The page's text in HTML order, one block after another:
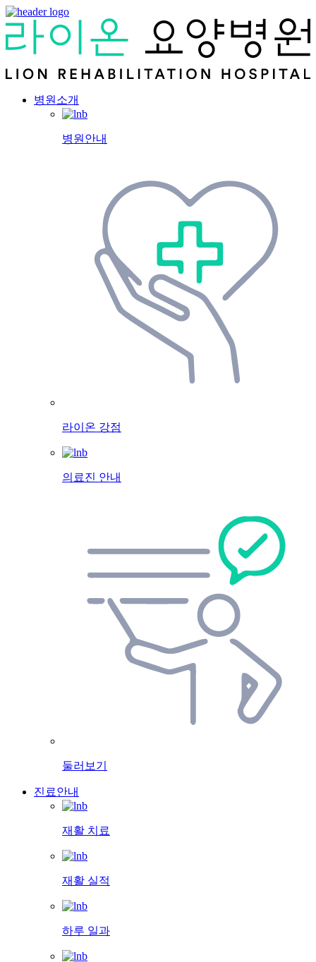
병원소개
병원안내
라이온 강점
의료진 안내
둘러보기
진료안내
재활 치료
재활 실적
하루 일과